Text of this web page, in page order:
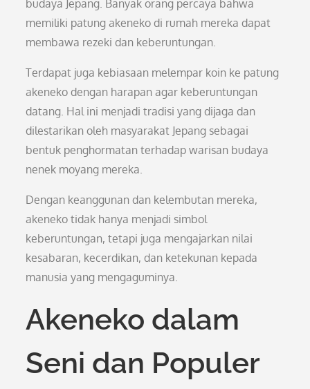
budaya Jepang. Banyak orang percaya bahwa
memiliki patung akeneko di rumah mereka dapat
membawa rezeki dan keberuntungan.
Terdapat juga kebiasaan melempar koin ke patung
akeneko dengan harapan agar keberuntungan
datang. Hal ini menjadi tradisi yang dijaga dan
dilestarikan oleh masyarakat Jepang sebagai
bentuk penghormatan terhadap warisan budaya
nenek moyang mereka.
Dengan keanggunan dan kelembutan mereka,
akeneko tidak hanya menjadi simbol
keberuntungan, tetapi juga mengajarkan nilai
kesabaran, kecerdikan, dan ketekunan kepada
manusia yang mengaguminya.
Akeneko dalam
Seni dan Populer